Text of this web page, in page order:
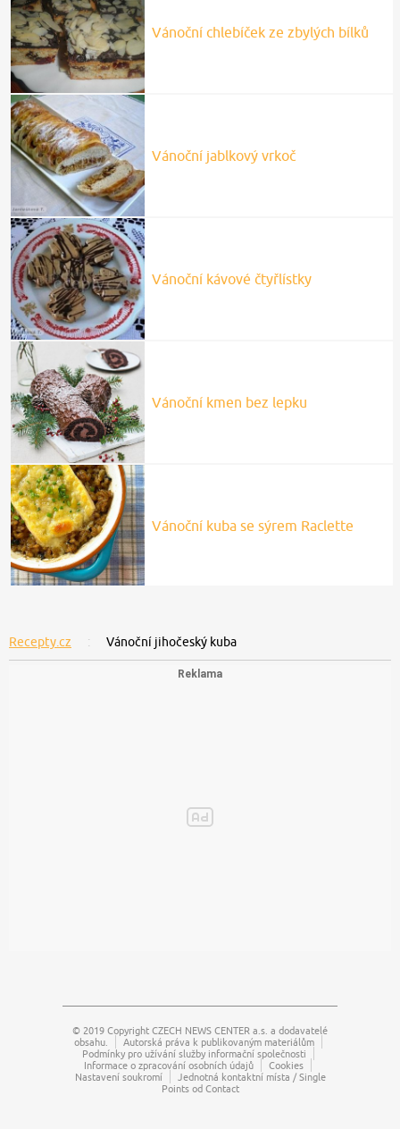
Vánoční chlebíček ze zbylých bílků
Vánoční jablkový vrkoč
Vánoční kávové čtyřlístky
Vánoční kmen bez lepku
Vánoční kuba se sýrem Raclette
Recepty.cz Vánoční jihočeský kuba
© 2019 Copyright CZECH NEWS CENTER a.s. a dodavatelé
obsahu.
Autorská práva k publikovaným materiálům
Podmínky pro užívání služby informační společnosti
Informace o zpracování osobních údajů
Cookies
Nastavení soukromí
Jednotná kontaktní místa / Single
Points od Contact